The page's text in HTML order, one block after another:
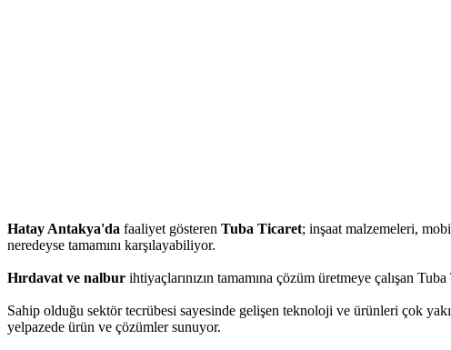
Hatay Antakya'da faaliyet gösteren Tuba Ticaret; inşaat malzemeleri,
neredeyse tamamını karşılayabiliyor.
Hırdavat ve nalbur ihtiyaçlarınızın tamamına çözüm üretmeye çalışan
Sahip olduğu sektör tecrübesi sayesinde gelişen teknoloji ve ürünleri çok
yelpazede ürün ve çözümler sunuyor.